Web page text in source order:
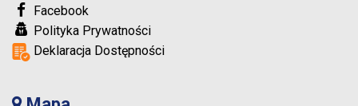
Facebook
Polityka Prywatności
Deklaracja Dostępności